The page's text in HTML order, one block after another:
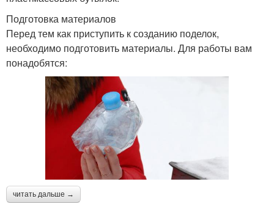
Подготовка материалов
Перед тем как приступить к созданию поделок,
необходимо подготовить материалы. Для работы вам
понадобятся:
читать дальше →